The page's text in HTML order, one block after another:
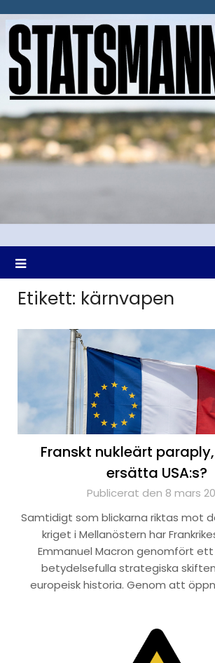
till
Etikett: kärnvapen
Franskt nukleärt
ersätta USA:s?
Publicerat den 8 mars
Samtidigt som blickarna riktas mot
kriget i Mellanöstern har
Emmanuel Macron genomfört
betydelsefulla strategiska
europeisk historia. Genom att